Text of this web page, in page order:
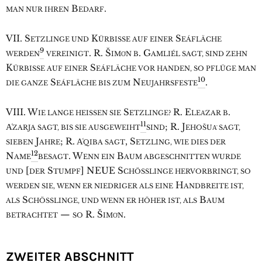
MAN NUR IHREN BEDARF.
VII. SETZLINGE UND KÜRBISSE AUF EINER SEÁFLÄCHE
WERDEN9 VEREINIGT. R. ŠIMO͑N B. GAMLIÉL SAGT, SIND ZEHN
KÜRBISSE AUF EINER SEÁFLÄCHE VOR HANDEN, SO PFLÜGE MAN
DIE GANZE SEÁFLÄCHE BIS ZUM NEUJAHRSFESTE10.
VIII. WIE LANGE HEISSEN SIE SETZLINGE? R. ELEA͑ZAR B.
A͑ZARJA SAGT, BIS SIE AUSGEWEIHT11SIND; R. JEHOŠUA͑ SAGT,
SIEBEN JAHRE; R. A͑QIBA SAGT, SETZLING, WIE DIES DER
NAME12BESAGT. WENN EIN BAUM ABGESCHNITTEN WURDE
UND [DER STUMPF] NEUE SCHÖSSLINGE HERVORBRINGT, SO
WERDEN SIE, WENN ER NIEDRIGER ALS EINE HANDBREITE IST,
ALS SCHÖSSLINGE, UND WENN ER HÖHER IST, ALS BAUM
BETRACHTET — SO R. ŠIMO͑N.
ZWEITER ABSCHNITT